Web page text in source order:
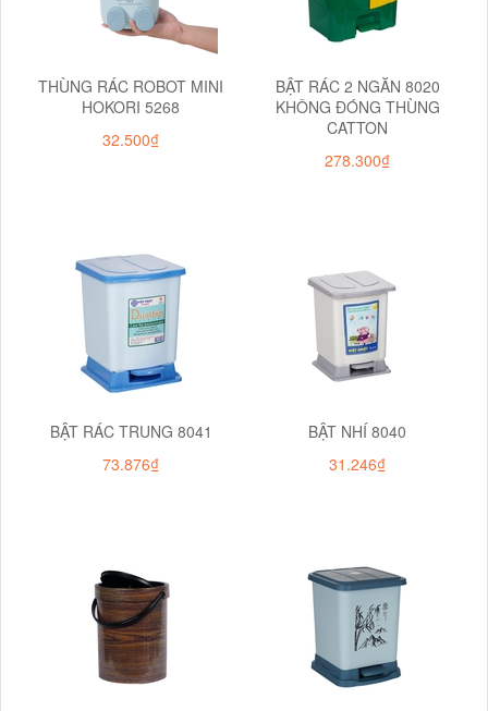
THÙNG RÁC ROBOT MINI
HOKORI 5268
32.500₫
BẬT RÁC 2 NGĂN 8020
KHÔNG ĐÓNG THÙNG
CATTON
278.300₫
BẬT RÁC TRUNG 8041
73.876₫
BẬT NHÍ 8040
31.246₫